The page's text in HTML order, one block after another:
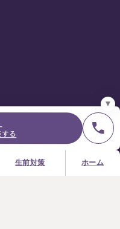
る
生前対策 ホーム
談予約